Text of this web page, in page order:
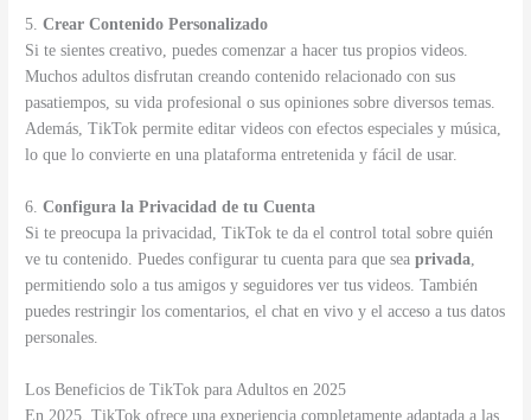
5.Crear Contenido Personalizado
Si te sientes creativo, puedes comenzar a hacer tus propios videos.
Muchos adultos disfrutan creando contenido relacionado con sus
pasatiempos, su vida profesional o sus opiniones sobre diversos temas.
Además, TikTok permite editar videos con efectos especiales y música,
lo que lo convierte en una plataforma entretenida y fácil de usar.
6.Configura la Privacidad de tu Cuenta
Si te preocupa la privacidad, TikTok te da el control total sobre quién
ve tu contenido. Puedes configurar tu cuenta para que seaprivada,
permitiendo solo a tus amigos y seguidores ver tus videos. También
puedes restringir los comentarios, el chat en vivo y el acceso a tus datos
personales.
Los Beneficios de TikTok para Adultos en 2025
En 2025, TikTok ofrece una experiencia completamente adaptada a las